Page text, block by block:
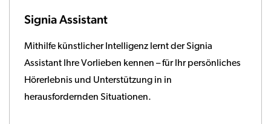
Signia Assistant
Mithilfe künstlicher Intelligenz lernt der Signia
Assistant Ihre Vorlieben kennen – für Ihr persönliches
Hörerlebnis und Unterstützung in in
herausfordernden Situationen.